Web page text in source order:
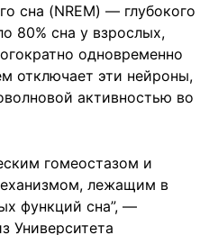
сна (NREM) — глубокого
80% сна у взрослых,
одновременно
отключает эти нейроны,
активностью во
гомеостазом и
лежащим в
функций сна”, —
Университета